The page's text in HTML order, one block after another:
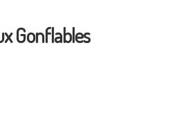
Gonflables